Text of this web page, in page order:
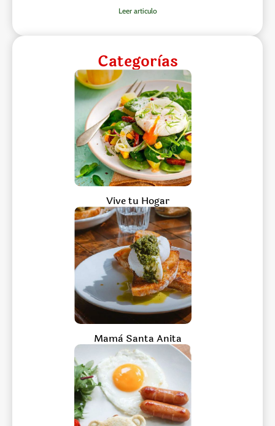
Leer articulo
Categorìas
Vive tu Hogar
Mamà Santa Anita